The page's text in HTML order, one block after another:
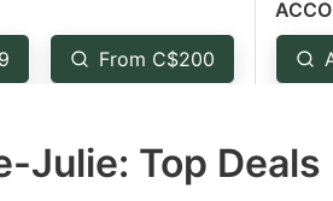
key
get
From C$200
Julie: Top Deals